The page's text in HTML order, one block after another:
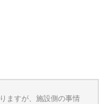
ますが、施設側の事情